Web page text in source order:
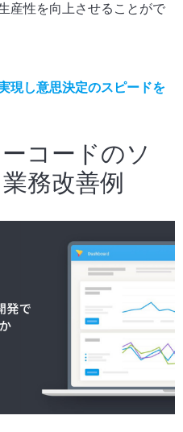
産性を向上させることがで
現し意思決定のスピードを
コードのソ
務改善例